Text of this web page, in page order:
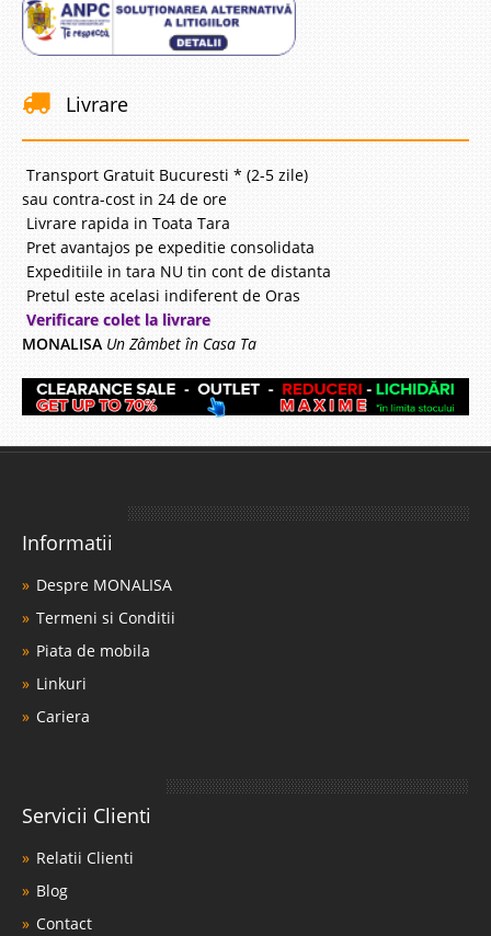
Livrare
Transport Gratuit Bucuresti * (2-5 zile)
sau contra-cost in 24 de ore
Livrare rapida in Toata Tara
Pret avantajos pe expeditie consolidata
Expeditiile in tara NU tin cont de distanta
Pretul este acelasi indiferent de Oras
Verificare colet la livrare
MONALISA Un Zâmbet în Casa Ta
Informatii
Despre MONALISA
Termeni si Conditii
Piata de mobila
Linkuri
Cariera
Servicii Clienti
Relatii Clienti
Blog
Contact